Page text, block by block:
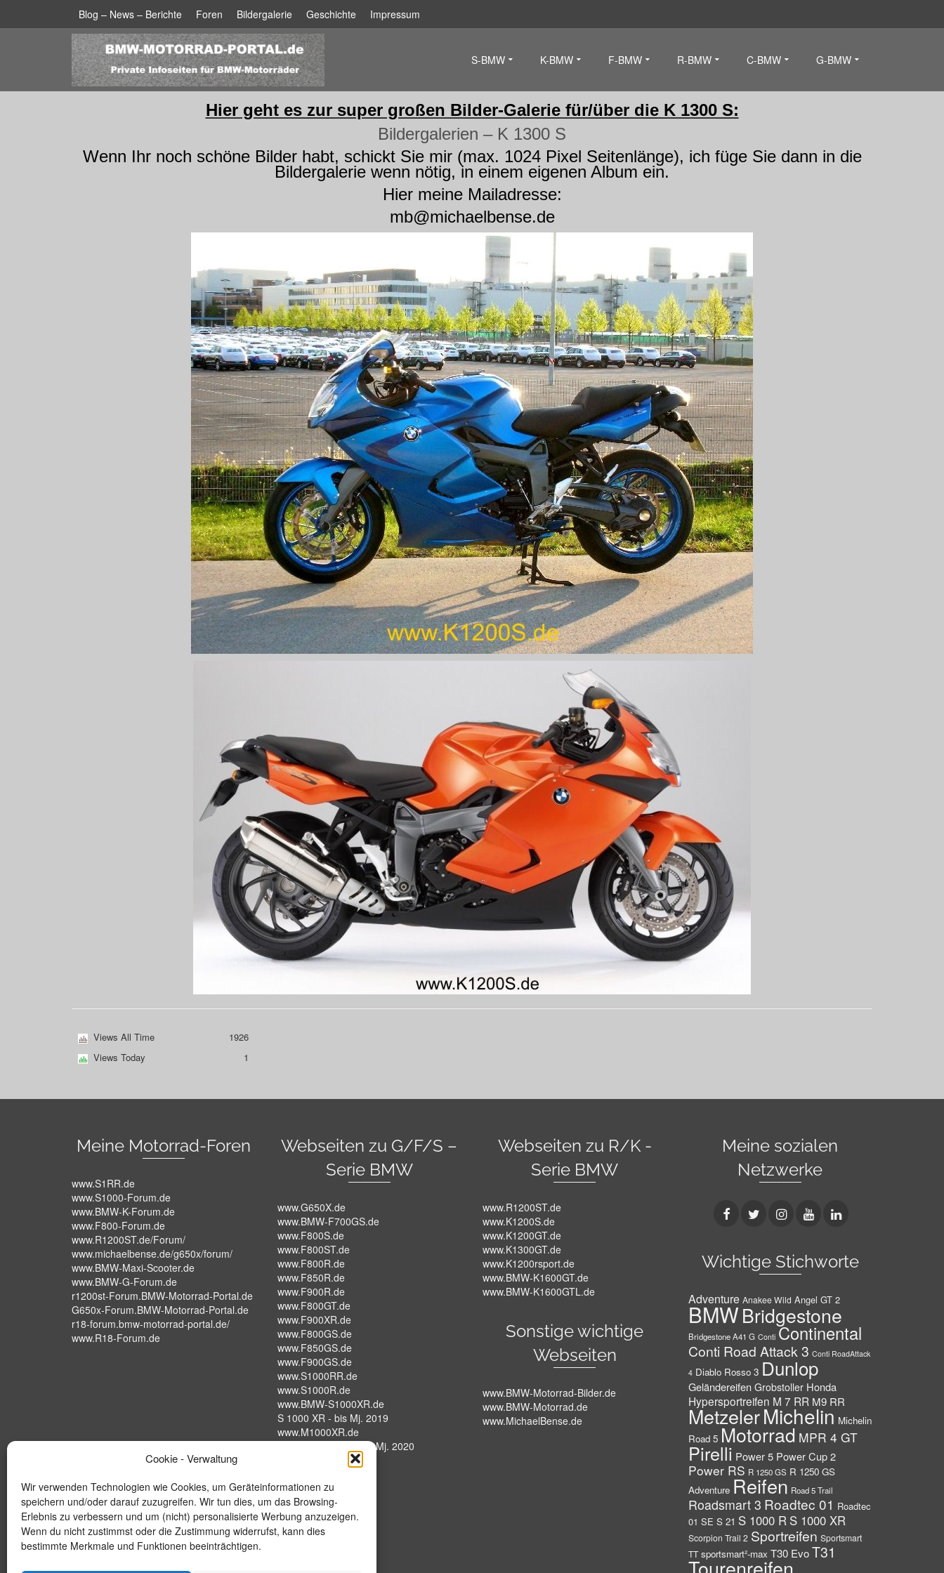
Cookie - Verwaltung
Wir verwenden Technologien wie Cookies, um Geräteinformationen zu
speichern und/oder darauf zuzugreifen. Wir tun dies, um das Browsing-
Erlebnis zu verbessern und um (nicht) personalisierte Werbung anzuzeigen.
Wenn du nicht zustimmst oder die Zustimmung widerrufst, kann dies
bestimmte Merkmale und Funktionen beeinträchtigen.
Blog – News – Berichte Foren Bildergalerie Geschichte Impressum
S-BMW K-BMW F-BMW R-BMW C-BMW G-BMW
Hier geht es zur super großen Bilder-Galerie für/über die K 1300 S:
Bildergalerien – K 1300 S
Wenn Ihr noch schöne Bilder habt, schickt Sie mir (max. 1024 Pixel Seitenlänge), ich füge Sie dann in die
Bildergalerie wenn nötig, in einem eigenen Album ein.
Hier meine Mailadresse:
mb@michaelbense.de
Views All Time
1926
Views Today
1
Meine Motorrad-Foren
www.S1RR.de
www.S1000-Forum.de
www.BMW-K-Forum.de
www.F800-Forum.de
www.R1200ST.de/Forum/
www.michaelbense.de/g650x/forum/
www.BMW-Maxi-Scooter.de
www.BMW-G-Forum.de
r1200st-Forum.BMW-Motorrad-Portal.de
G650x-Forum.BMW-Motorrad-Portal.de
r18-forum.bmw-motorrad-portal.de/
www.R18-Forum.de
Webseiten zu G/F/S –
Serie BMW
www.G650X.de
www.BMW-F700GS.de
www.F800S.de
www.F800ST.de
www.F800R.de
www.F850R.de
www.F900R.de
www.F800GT.de
www.F900XR.de
www.F800GS.de
www.F850GS.de
www.F900GS.de
www.S1000RR.de
www.S1000R.de
www.BMW-S1000XR.de
S 1000 XR - bis Mj. 2019
www.M1000XR.de
S 1000 XR - K69 - Ab Mj. 2020
www.BMW-HP4.de
Webseiten zu R/K -
Serie BMW
www.R1200ST.de
www.K1200S.de
www.K1200GT.de
www.K1300GT.de
www.K1200rsport.de
www.BMW-K1600GT.de
www.BMW-K1600GTL.de
Sonstige wichtige
Webseiten
www.BMW-Motorrad-Bilder.de
www.BMW-Motorrad.de
www.MichaelBense.de
Meine sozialen
Netzwerke
Wichtige Stichworte
Adventure Anakee Wild Angel GT 2
BMWBridgestone
Bridgestone A41 G Conti Continental
Conti Road Attack 3 Conti RoadAttack
4 Diablo Rosso 3 Dunlop
Geländereifen Grobstoller Honda
Hypersportreifen M 7 RR M9 RR
MetzelerMichelin Michelin
Road 5 Motorrad MPR 4 GT
Pirelli Power 5 Power Cup 2
Power RS R 1250 GS R 1250 GS
Adventure Reifen Road 5 Trail
Roadsmart 3 Roadtec 01 Roadtec
01 SE S 21 S 1000 R S 1000 XR
Scorpion Trail 2 Sportreifen Sportsmart
TT sportsmart²-max T30 Evo T31